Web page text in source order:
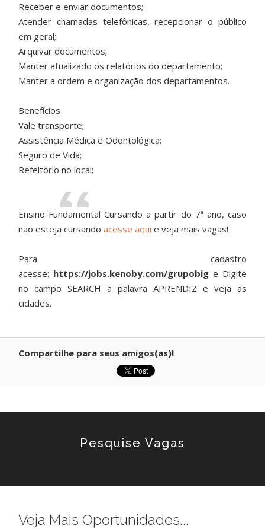
Receber e enviar documentos;
Atender chamadas telefônicas, recepcionar o público
em geral;
Arquivar documentos;
Manter atualizado os relatórios do departamento;
Manter a ordem e organização dos departamentos.
Benefícios
Vale transporte;
Assistência Médica e Odontológica;
Seguro de Vida;
Refeitório no local;
Ensino Fundamental Cursando a partir do 7ª ano, caso
não esteja cursandoacesse aquie veja mais vagas!
Para cadastro
acesse: https://jobs.kenoby.com/grupobig e Digite
no campo SEARCH a palavra APRENDIZ e veja as
cidades.
Compartilhe para seus amigos(as)!
Pesquise Vagas
Veja Mais Oportunidades...